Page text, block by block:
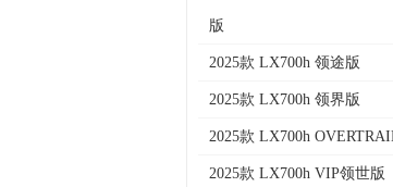
版
2025款 LX700h 领途版
2025款 LX700h 领界版
2025款 LX700h
2025款 LX700h VIP领世版